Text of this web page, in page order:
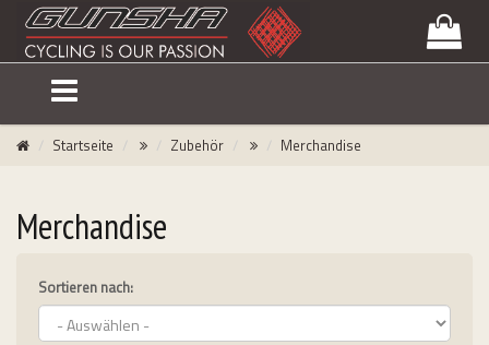
Startseite Zubehör Merchandise
Merchandise
Sortieren nach: